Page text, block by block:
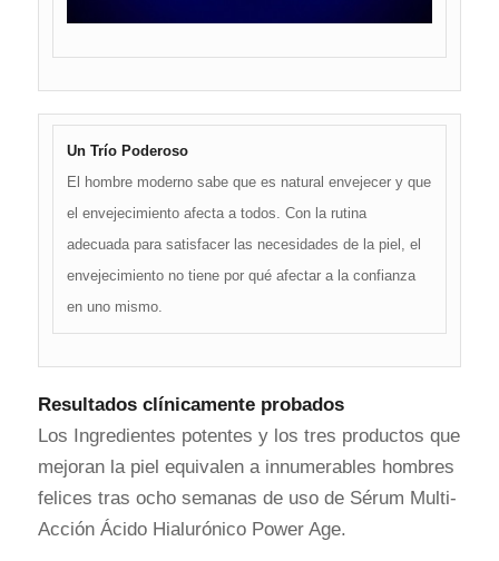
Un Trío Poderoso
El hombre moderno sabe que es natural envejecer y que
el envejecimiento afecta a todos. Con la rutina
adecuada para satisfacer las necesidades de la piel, el
envejecimiento no tiene por qué afectar a la confianza
en uno mismo.
Resultados clínicamente probados
Los Ingredientes potentes y los tres productos que
mejoran la piel equivalen a innumerables hombres
felices tras ocho semanas de uso de Sérum Multi-
Acción Ácido Hialurónico Power Age.